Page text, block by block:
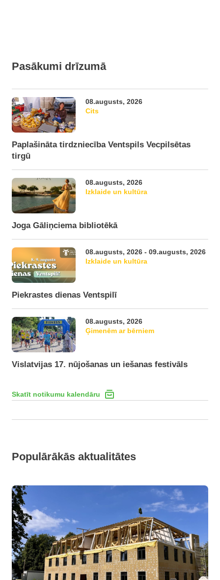
Pasākumi drīzumā
08.augusts, 2026
Cits
Paplašināta tirdzniecība Ventspils Vecpilsētas
tirgū
08.augusts, 2026
Izklaide un kultūra
Joga Gāliņciema bibliotēkā
08.augusts, 2026 - 09.augusts, 2026
Izklaide un kultūra
Piekrastes dienas Ventspilī
08.augusts, 2026
Ģimenēm ar bērniem
Vislatvijas 17. nūjošanas un iešanas festivāls
Skatīt notikumu kalendāru
Populārākās aktualitātes